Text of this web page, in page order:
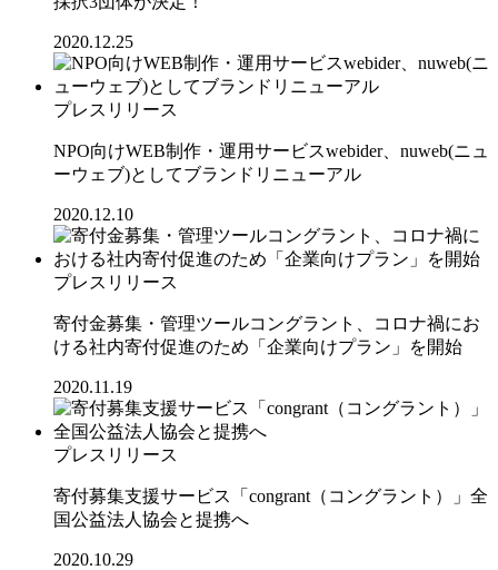
2020.12.25
プレスリリース
NPO向けWEB制作・運用サービスwebider、nuweb(ニュ
ーウェブ)としてブランドリニューアル
2020.12.10
プレスリリース
寄付金募集・管理ツールコングラント、コロナ禍にお
ける社内寄付促進のため「企業向けプラン」を開始
2020.11.19
プレスリリース
寄付募集支援サービス「congrant（コングラント）」全
国公益法人協会と提携へ
2020.10.29